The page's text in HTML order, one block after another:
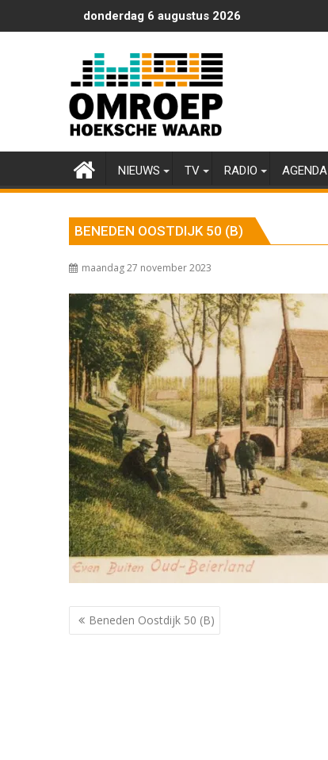
naar
donderdag 6 augustus 2026
NIEUWS TV RADIO AGENDA
BENEDEN OOSTDIJK 50 (B)
maandag 27 november 2023
Berichtnavigatie
Beneden Oostdijk 50 (B)